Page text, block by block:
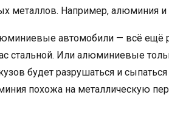
металлов. Например, алюминия и
автомобили — всё ещё
стальной. Или алюминиевые
будет разрушаться и
похожа на металлическую